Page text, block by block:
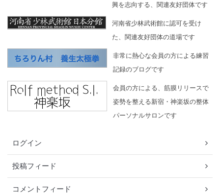
興を志向する、関連友好団体です
河南省少林武術館に認可を受け
た、関連友好団体の道場です
非常に熱心な会員の方による練習
記録のブログです
会員の方による、筋膜リリースで
姿勢を整える新宿・神楽坂の整体
パーソナルサロンです
ログイン
投稿フィード
コメントフィード